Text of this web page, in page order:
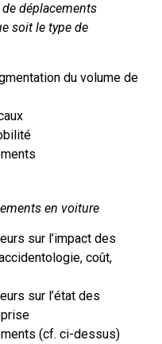
déplacements
soit le type de
du volume de
en voiture
sur l’impact des
coût,
sur l’état des
(cf. ci-dessus)